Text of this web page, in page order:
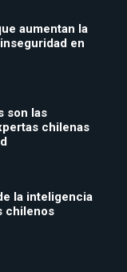
aumentan la
en
son las
chilenas
la inteligencia
chilenos